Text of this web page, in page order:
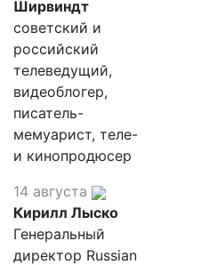
Ширвиндт
советский и
российский
телеведущий,
видеоблогер,
писатель-
мемуарист, теле-
и кинопродюсер
14 августа
Кирилл Лыско
Генеральный
директор Russian